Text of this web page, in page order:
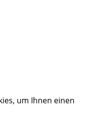
um Ihnen einen